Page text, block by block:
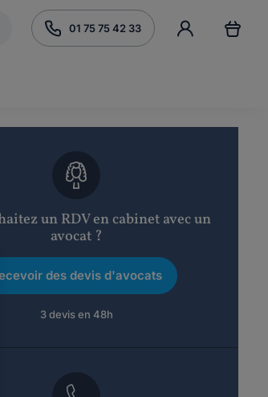
01 75 75 42 33
un RDV en cabinet avec un
avocat ?
des devis d'avocats
3 devis en 48h